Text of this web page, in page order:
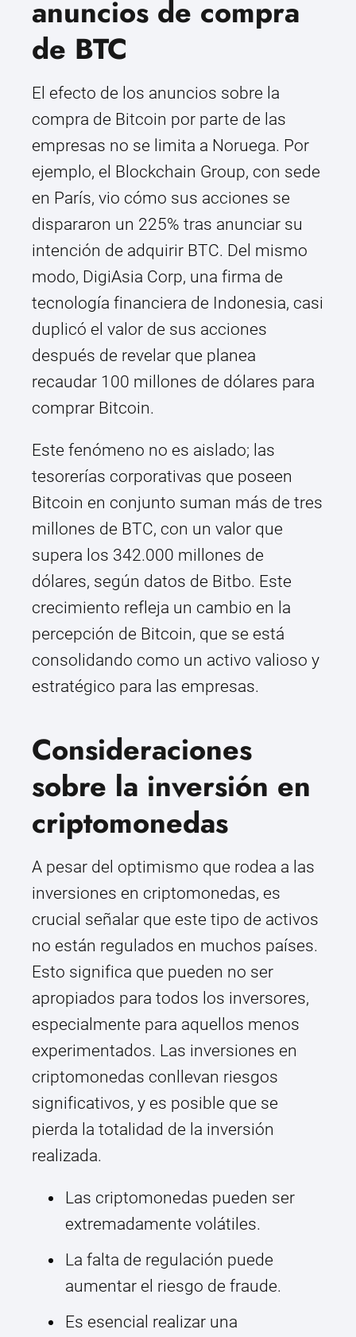
anuncios de compra
de BTC
El efecto de los anuncios sobre la
compra de Bitcoin por parte de las
empresas no se limita a Noruega. Por
ejemplo, el Blockchain Group, con sede
en París, vio cómo sus acciones se
dispararon un 225% tras anunciar su
intención de adquirir BTC. Del mismo
modo, DigiAsia Corp, una firma de
tecnología financiera de Indonesia, casi
duplicó el valor de sus acciones
después de revelar que planea
recaudar 100 millones de dólares para
comprar Bitcoin.
Este fenómeno no es aislado; las
tesorerías corporativas que poseen
Bitcoin en conjunto suman más de tres
millones de BTC, con un valor que
supera los 342.000 millones de
dólares, según datos de Bitbo. Este
crecimiento refleja un cambio en la
percepción de Bitcoin, que se está
consolidando como un activo valioso y
estratégico para las empresas.
Consideraciones
sobre la inversión en
criptomonedas
A pesar del optimismo que rodea a las
inversiones en criptomonedas, es
crucial señalar que este tipo de activos
no están regulados en muchos países.
Esto significa que pueden no ser
apropiados para todos los inversores,
especialmente para aquellos menos
experimentados. Las inversiones en
criptomonedas conllevan riesgos
significativos, y es posible que se
pierda la totalidad de la inversión
realizada.
Las criptomonedas pueden ser
extremadamente volátiles.
La falta de regulación puede
aumentar el riesgo de fraude.
Es esencial realizar una